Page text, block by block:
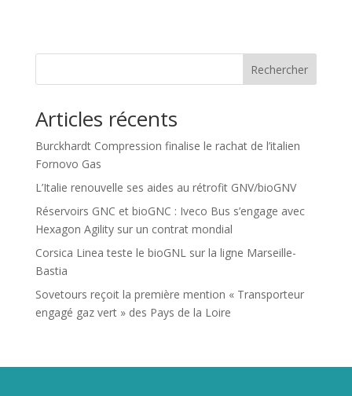
Rechercher
Articles récents
Burckhardt Compression finalise le rachat de l’italien
Fornovo Gas
L’Italie renouvelle ses aides au rétrofit GNV/bioGNV
Réservoirs GNC et bioGNC : Iveco Bus s’engage avec
Hexagon Agility sur un contrat mondial
Corsica Linea teste le bioGNL sur la ligne Marseille-
Bastia
Sovetours reçoit la première mention « Transporteur
engagé gaz vert » des Pays de la Loire